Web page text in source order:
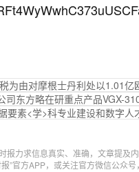
为由对摩根士丹利处以1.01亿
司东方略在研重点产品VGX-
要素<学>科专业建设和数字人
报力求信息真实、准确，文章提及
”官方APP，或关注官方微信公众